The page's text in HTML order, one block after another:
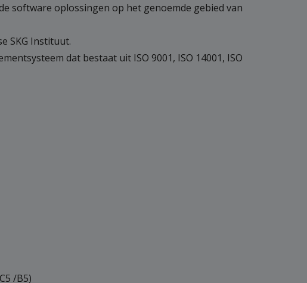
software oplossingen op het genoemde gebied van
SKG Instituut.
dat bestaat uit ISO 9001, ISO 14001, ISO
/B5)